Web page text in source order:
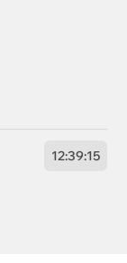
12:39:15